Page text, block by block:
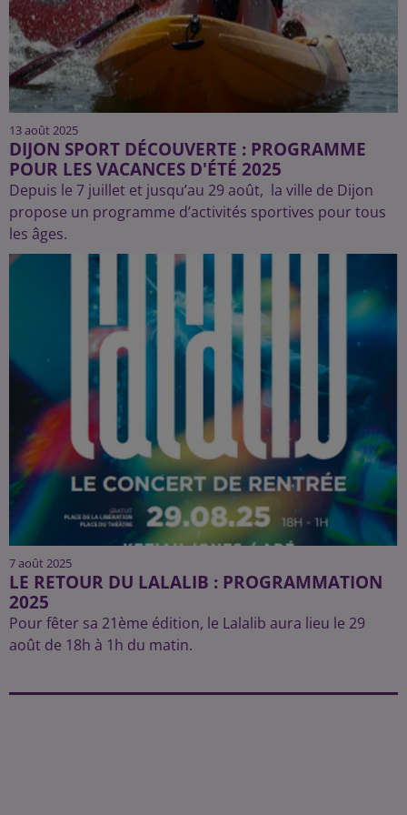
13 août 2025
DIJON SPORT DÉCOUVERTE : PROGRAMME
POUR LES VACANCES D'ÉTÉ 2025
Depuis le 7 juillet et jusqu’au 29 août, la ville de Dijon
propose un programme d’activités sportives pour tous
les âges.
7 août 2025
LE RETOUR DU LALALIB : PROGRAMMATION
2025
Pour fêter sa 21ème édition, le Lalalib aura lieu le 29
août de 18h à 1h du matin.